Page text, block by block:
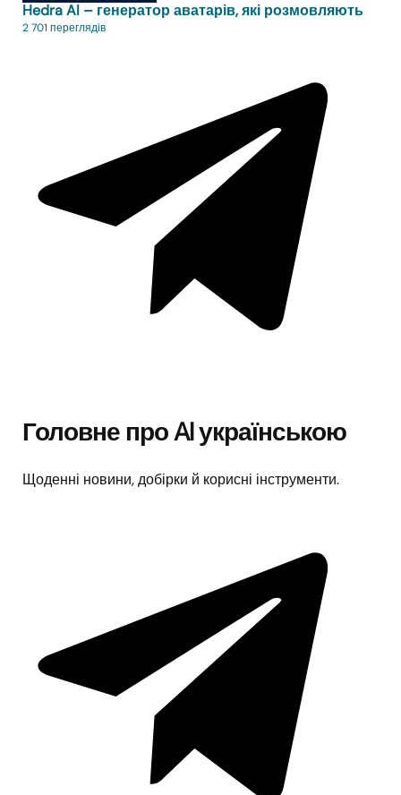
Hedra AI – генератор аватарів, які розмовляють
2 701 переглядів
Головне про AI українською
Щоденні новини, добірки й корисні інструменти.